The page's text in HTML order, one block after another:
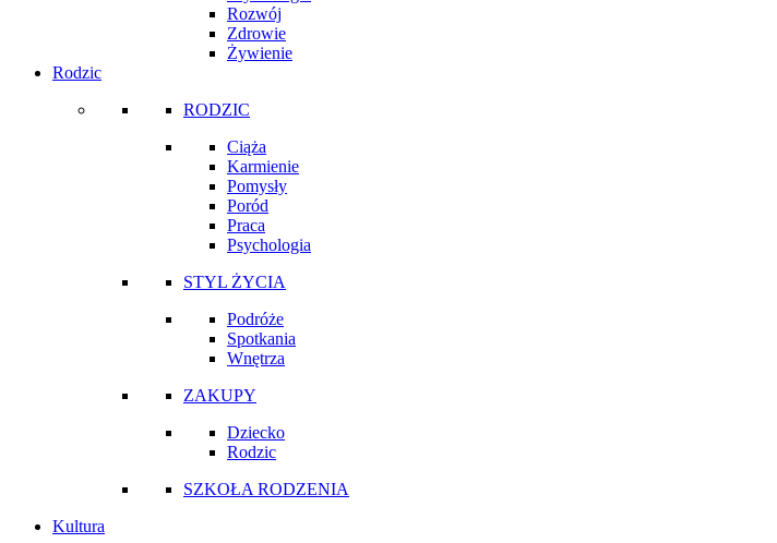
Rozwój
Zdrowie
Żywienie
Rodzic
RODZIC
Ciąża
Karmienie
Pomysły
Poród
Praca
Psychologia
STYL ŻYCIA
Podróże
Spotkania
Wnętrza
ZAKUPY
Dziecko
Rodzic
SZKOŁA RODZENIA
Kultura